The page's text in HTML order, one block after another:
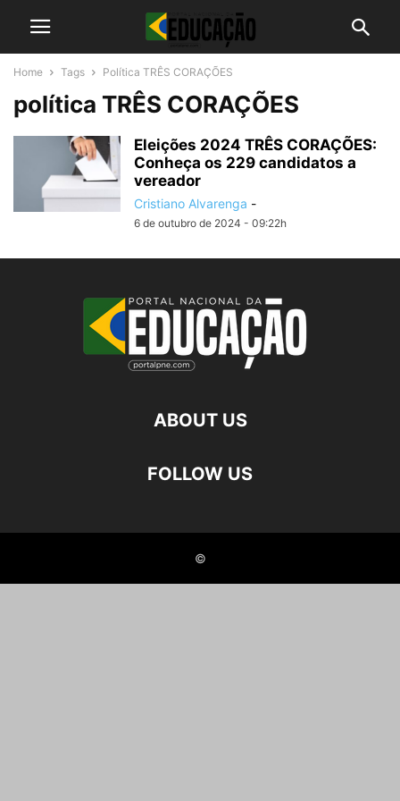
Home Tags Política TRÊS CORAÇÕES
política TRÊS CORAÇÕES
Eleições 2024 TRÊS CORAÇÕES:
Conheça os 229 candidatos a
vereador
Cristiano Alvarenga -
6 de outubro de 2024 - 09:22h
ABOUT US
FOLLOW US
©